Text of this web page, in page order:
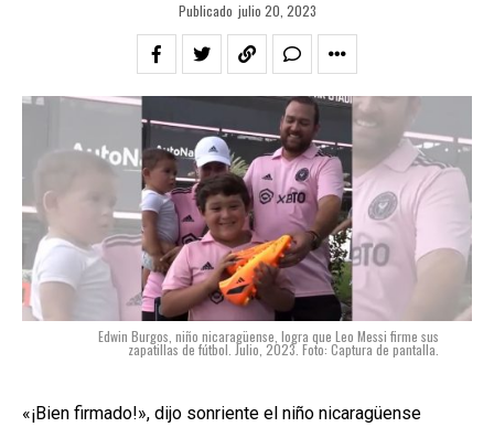
Publicado julio 20, 2023
Edwin Burgos, niño nicaragüense, logra que Leo Messi firme sus
zapatillas de fútbol. Julio, 2023. Foto: Captura de pantalla.
«¡Bien firmado!», dijo sonriente el niño nicaragüense